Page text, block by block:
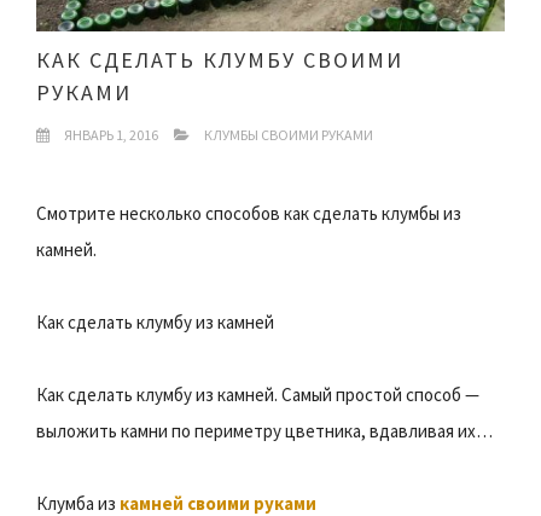
КАК СДЕЛАТЬ КЛУМБУ СВОИМИ
РУКАМИ
ЯНВАРЬ 1, 2016 КЛУМБЫ СВОИМИ РУКАМИ
Смотрите несколько способов как сделать клумбы из
камней.
Как сделать клумбу из камней
Как сделать клумбу из камней. Самый простой способ —
выложить камни по периметру цветника, вдавливая их…
Клумба из камней своими руками